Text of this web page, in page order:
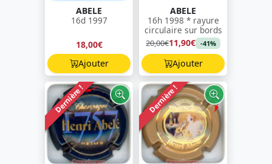
ABELE
16d 1997
18,00€
Ajouter
ABELE
16h 1998 * rayure
circulaire sur bords
20,00€11,90€ -41%
Ajouter
Dernière ! Dernière !